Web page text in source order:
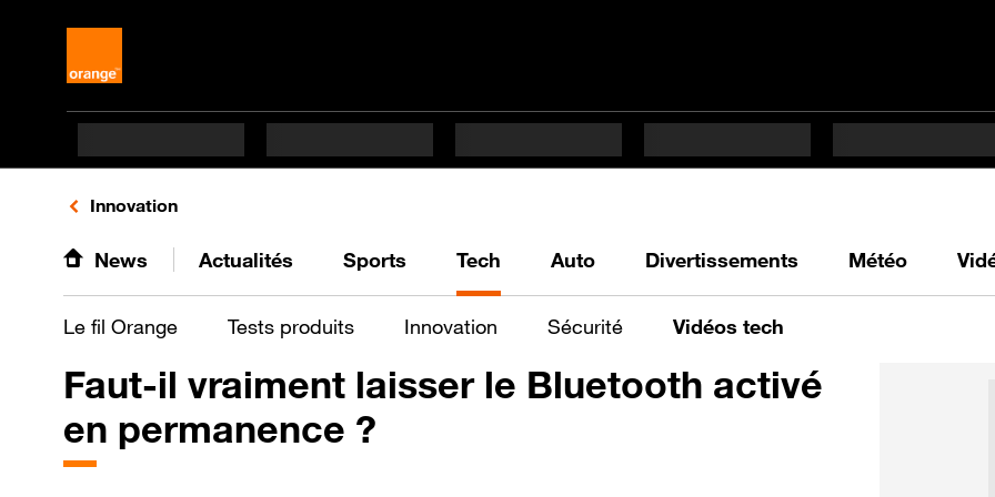
Retours vers le listing de vidéos de la catégorie
Innovation
News Actualités Sports Tech Auto Divertissements Météo
Le fil Orange Tests produits Innovation Sécurité Vidéos tech
Faut-il vraiment laisser le Bluetooth activé
en permanence ?